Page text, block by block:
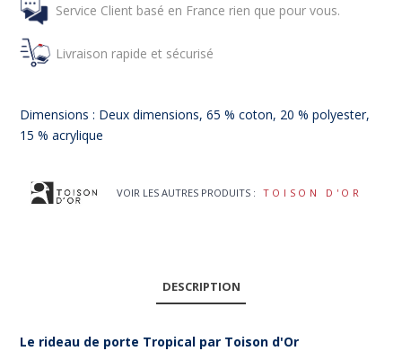
Service Client basé en France rien que pour vous.
Livraison rapide et sécurisé
Dimensions : Deux dimensions, 65 % coton, 20 % polyester,
15 % acrylique
VOIR LES AUTRES PRODUITS : TOISON D'OR
DESCRIPTION
Le rideau de porte Tropical par Toison d'Or